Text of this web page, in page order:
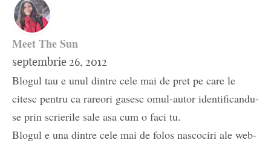
Meet The Sun
septembrie 26, 2012
Blogul tau e unul dintre cele mai de pret pe care le
citesc pentru ca rareori gasesc omul-autor identificandu-
se prin scrierile sale asa cum o faci tu.
Blogul e una dintre cele mai de folos nascociri ale web-